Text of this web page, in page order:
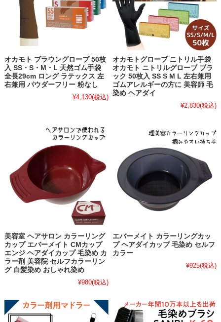
オカモト ブラウングローブ 50枚
入 SS・S・M・L 天然ゴム手袋
全長29cm ロング ラテックス 左
右兼用 パウダーフリー 粉なし
¥4,130(税込)
オカモトグローブ ニトリル手袋
オカモト ニトリルグローブ ブラ
ック 50枚入 SS S M L 左右兼用
ゴムアレルギーの方に 美容師 毛
染め ヘアダイ
¥2,830(税込)
美容室 ヘアサロン カラーリング
カップ エバーメイト CMカップ
エンジ ヘアダイカップ 毛染め カ
ラー剤 美容院 セルフカラーリン
グ 白髪染め おしゃれ染め
¥980(税込)
エバーメイト カラーリングカッ
プ ヘアダイカップ 毛染め セルフ
カラー
¥925(税込)